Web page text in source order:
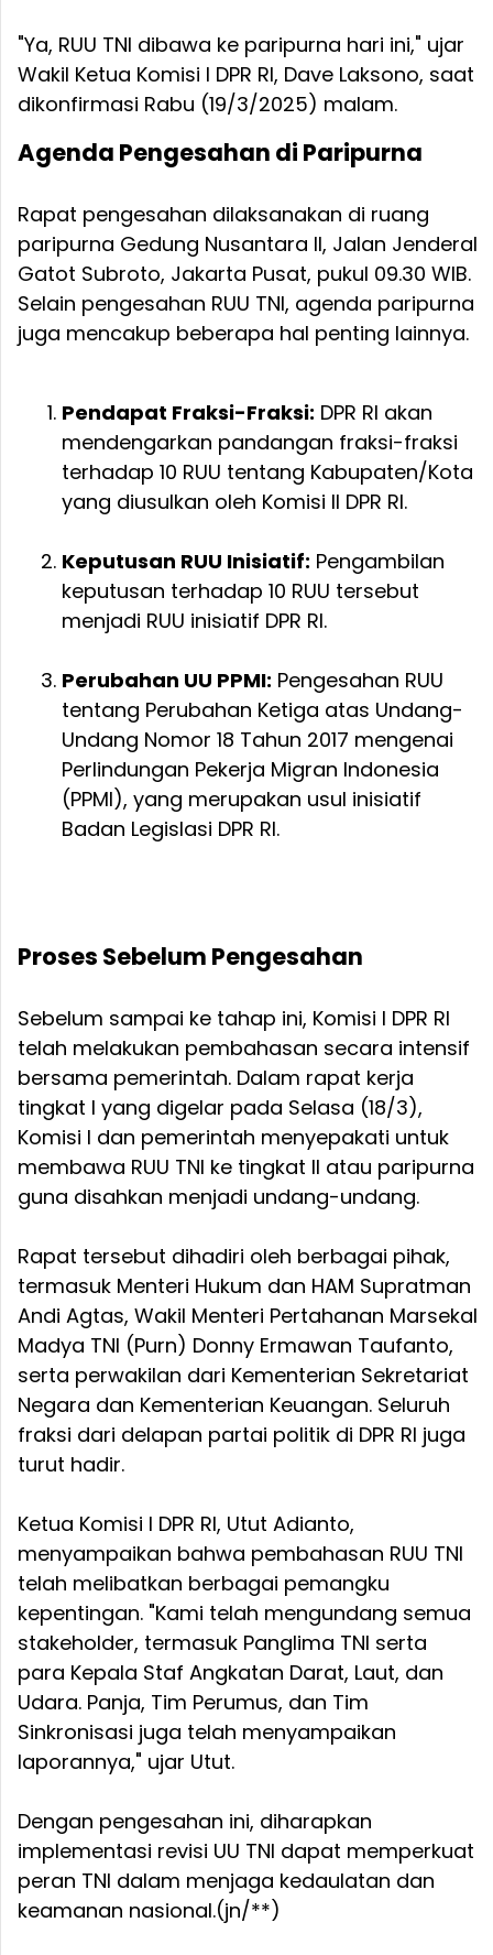
"Ya, RUU TNI dibawa ke paripurna hari ini," ujar
Wakil Ketua Komisi I DPR RI, Dave Laksono, saat
dikonfirmasi Rabu (19/3/2025) malam.
Agenda Pengesahan di Paripurna
Rapat pengesahan dilaksanakan di ruang
paripurna Gedung Nusantara II, Jalan Jenderal
Gatot Subroto, Jakarta Pusat, pukul 09.30 WIB.
Selain pengesahan RUU TNI, agenda paripurna
juga mencakup beberapa hal penting lainnya.
Pendapat Fraksi-Fraksi: DPR RI akan
mendengarkan pandangan fraksi-fraksi
terhadap 10 RUU tentang Kabupaten/Kota
yang diusulkan oleh Komisi II DPR RI.
Keputusan RUU Inisiatif: Pengambilan
keputusan terhadap 10 RUU tersebut
menjadi RUU inisiatif DPR RI.
Perubahan UU PPMI: Pengesahan RUU
tentang Perubahan Ketiga atas Undang-
Undang Nomor 18 Tahun 2017 mengenai
Perlindungan Pekerja Migran Indonesia
(PPMI), yang merupakan usul inisiatif
Badan Legislasi DPR RI.
Proses Sebelum Pengesahan
Sebelum sampai ke tahap ini, Komisi I DPR RI
telah melakukan pembahasan secara intensif
bersama pemerintah. Dalam rapat kerja
tingkat I yang digelar pada Selasa (18/3),
Komisi I dan pemerintah menyepakati untuk
membawa RUU TNI ke tingkat II atau paripurna
guna disahkan menjadi undang-undang.
Rapat tersebut dihadiri oleh berbagai pihak,
termasuk Menteri Hukum dan HAM Supratman
Andi Agtas, Wakil Menteri Pertahanan Marsekal
Madya TNI (Purn) Donny Ermawan Taufanto,
serta perwakilan dari Kementerian Sekretariat
Negara dan Kementerian Keuangan. Seluruh
fraksi dari delapan partai politik di DPR RI juga
turut hadir.
Ketua Komisi I DPR RI, Utut Adianto,
menyampaikan bahwa pembahasan RUU TNI
telah melibatkan berbagai pemangku
kepentingan. "Kami telah mengundang semua
stakeholder, termasuk Panglima TNI serta
para Kepala Staf Angkatan Darat, Laut, dan
Udara. Panja, Tim Perumus, dan Tim
Sinkronisasi juga telah menyampaikan
laporannya," ujar Utut.
Dengan pengesahan ini, diharapkan
implementasi revisi UU TNI dapat memperkuat
peran TNI dalam menjaga kedaulatan dan
keamanan nasional.(jn/**)